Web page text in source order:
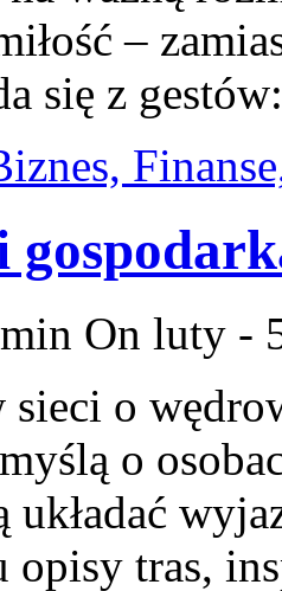
–
się z gestów:
On luty -
sieci o
o
układać
opisy tras,